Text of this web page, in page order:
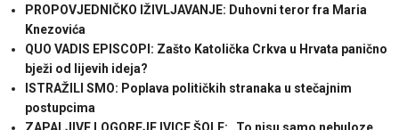
PROPOVJEDNIČKO IŽIVLJAVANJE: Duhovni teror fra Maria
Knezovića
QUO VADIS EPISCOPI: Zašto Katolička Crkva u Hrvata panično
bježi od lijevih ideja?
ISTRAŽILI SMO: Poplava političkih stranaka u stečajnim
postupcima